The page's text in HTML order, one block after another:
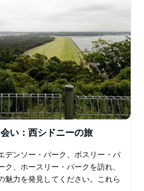
い：西シドニーの旅
デンソー・パーク、ボスリー・パ
ク、ホースリー・パークを訪れ、
魅力を発見してください。これら